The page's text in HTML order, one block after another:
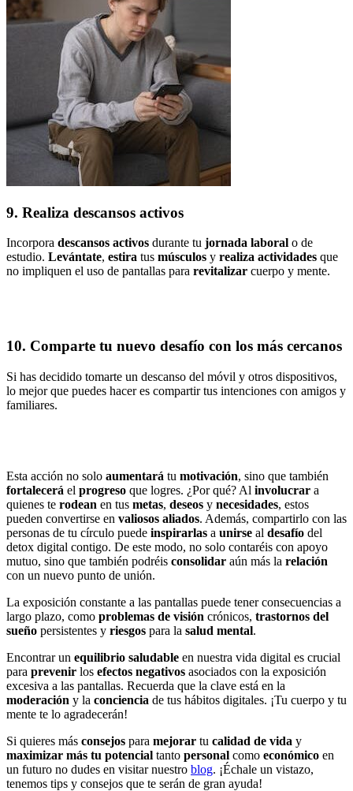
9. Realiza descansos activos
Incorpora descansos activos durante tu jornada laboral o de
estudio. Levántate, estira tus músculos y realiza actividades que
no impliquen el uso de pantallas para revitalizar cuerpo y mente.
10. Comparte tu nuevo desafío con los más cercanos
Si has decidido tomarte un descanso del móvil y otros dispositivos,
lo mejor que puedes hacer es compartir tus intenciones con amigos y
familiares.
Esta acción no solo aumentará tu motivación, sino que también
fortalecerá el progreso que logres. ¿Por qué? Al involucrar a
quienes te rodean en tus metas, deseos y necesidades, estos
pueden convertirse en valiosos aliados. Además, compartirlo con las
personas de tu círculo puede inspirarlas a unirse al desafío del
detox digital contigo. De este modo, no solo contaréis con apoyo
mutuo, sino que también podréis consolidar aún más la relación
con un nuevo punto de unión.
La exposición constante a las pantallas puede tener consecuencias a
largo plazo, como problemas de visión crónicos, trastornos del
sueño persistentes y riesgos para la salud mental.
Encontrar un equilibrio saludable en nuestra vida digital es crucial
para prevenir los efectos negativos asociados con la exposición
excesiva a las pantallas. Recuerda que la clave está en la
moderación y la conciencia de tus hábitos digitales. ¡Tu cuerpo y tu
mente te lo agradecerán!
Si quieres más consejos para mejorar tu calidad de vida y
maximizar más tu potencial tanto personal como económico en
un futuro no dudes en visitar nuestro blog. ¡Échale un vistazo,
tenemos tips y consejos que te serán de gran ayuda!